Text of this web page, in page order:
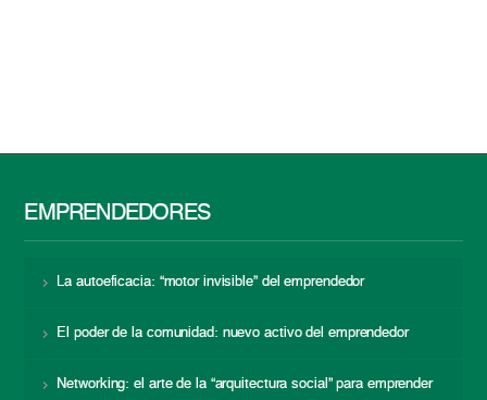
EMPRENDEDORES
La autoeficacia: “motor invisible” del emprendedor
El poder de la comunidad: nuevo activo del emprendedor
Networking: el arte de la “arquitectura social” para emprender